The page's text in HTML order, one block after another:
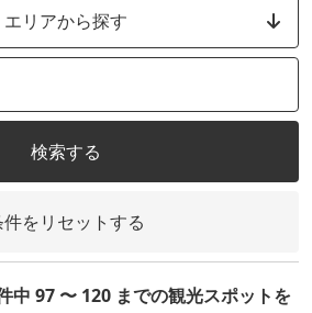
エリアから探す
検索する
をリセットする
中 97 〜 120 までの観光スポットを